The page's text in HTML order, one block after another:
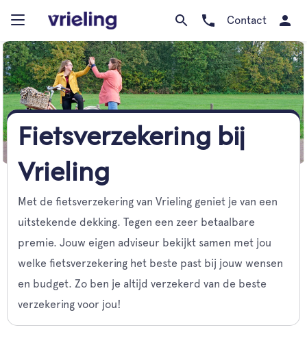
Contact
Fietsverzekering bij
Vrieling
Met de fietsverzekering van Vrieling geniet je van een
uitstekende dekking. Tegen een zeer betaalbare
premie. Jouw eigen adviseur bekijkt samen met jou
welke fietsverzekering het beste past bij jouw wensen
en budget. Zo ben je altijd verzekerd van de beste
verzekering voor jou!